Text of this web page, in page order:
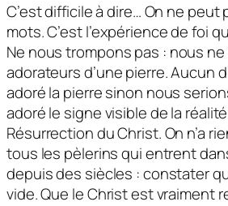
C’est difficile à dire… On ne peut
mots. C’est l’expérience de foi
Ne nous trompons pas : nous
adorateurs d’une pierre. Aucun
adoré la pierre sinon nous
adoré le signe visible de la
Résurrection du Christ. On n’a
tous les pèlerins qui entrent
depuis des siècles : constater
vide. Que le Christ est vraiment